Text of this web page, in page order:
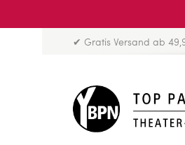
✔ Gratis Versand ab